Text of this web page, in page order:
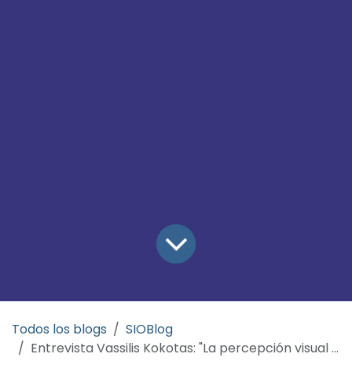
Todos los blogs
SIOBlog
Entrevista Vassilis Kokotas: "La percepción visual refleja nuestra verdad personal sobre cómo experimentamos el mundo en el que vivimos."